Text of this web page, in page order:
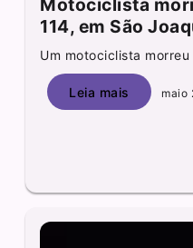
Motociclista
114, em São
Um motociclista
Leia mais maio